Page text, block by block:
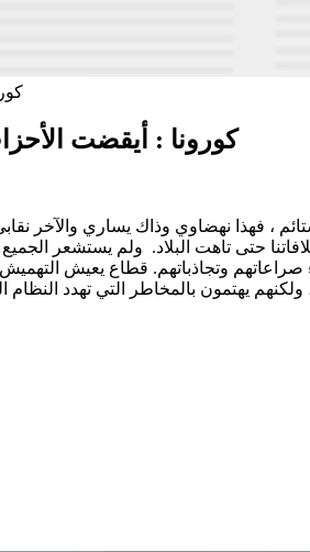
كورونا : أيقضت
، فهذا نهضاوي وذاك يساري والآخر
حتى تاهت البلاد. ولم يستشعر
صراعاتهم وتجاذباتهم. قطاع يعيش